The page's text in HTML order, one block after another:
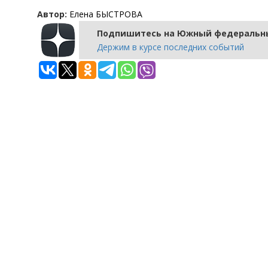
Автор: Елена БЫСТРОВА
Подпишитесь на Южный
Держим в курсе последних событий